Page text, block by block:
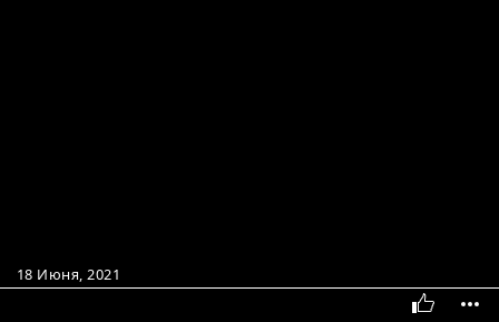
18 Июня, 2021